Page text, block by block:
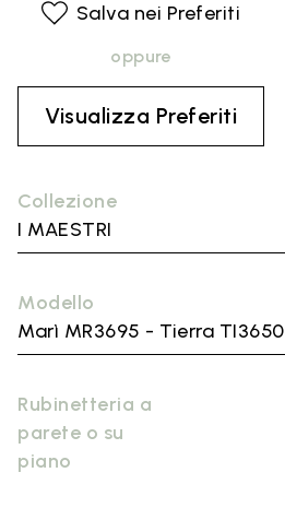
Collezione
I MAESTRI
Modello
Marì MR3695 - Tierra TI3650
Rubinetteria a
parete o su
piano
Salva nei Preferiti
oppure
Visualizza Preferiti